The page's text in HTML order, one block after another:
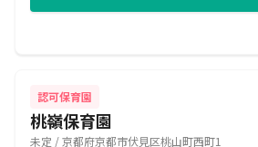
認可保育園
桃嶺保育園
未定 / 京都府京都市伏見区桃山町西町1